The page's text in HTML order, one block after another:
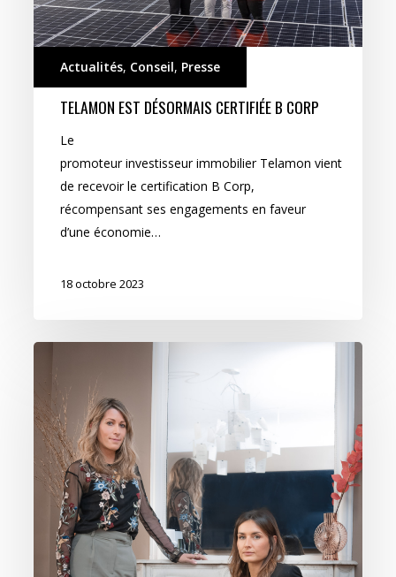
Actualités, Conseil, Presse
TELAMON EST DÉSORMAIS CERTIFIÉE B CORP
Le
promoteur investisseur immobilier Telamon vient
de recevoir le certification B Corp,
récompensant ses engagements en faveur
d’une économie…
18 octobre 2023
Marketing